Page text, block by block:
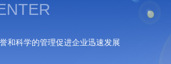
和科学的管理促进企业迅速发展